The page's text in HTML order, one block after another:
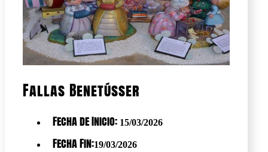
Fallas Benetússer
Fecha de Inicio: 15/03/2026
Fecha Fin:19/03/2026